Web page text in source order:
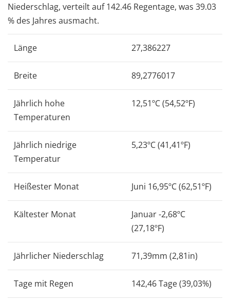
Niederschlag, verteilt auf 142.46 Regentage, was 39.03
% des Jahres ausmacht.
Länge 27,386227
Breite 89,2776017
Jährlich hohe
Temperaturen
12,51ºC (54,52ºF)
Jährlich niedrige
Temperatur
5,23ºC (41,41ºF)
Heißester Monat Juni 16,95ºC (62,51ºF)
Kältester Monat
Januar -2,68ºC
(27,18ºF)
Jährlicher Niederschlag 71,39mm (2,81in)
Tage mit Regen 142,46 Tage (39,03%)